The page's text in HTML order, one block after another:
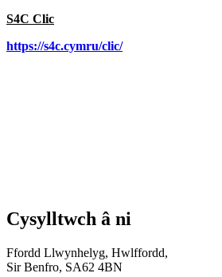
S4C Clic
https://s4c.cymru/clic/
Cysylltwch â ni
Ffordd Llwynhelyg, Hwlffordd,
Sir Benfro, SA62 4BN